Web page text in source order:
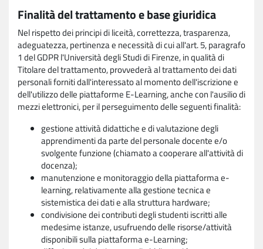
Finalità del trattamento e base giuridica
Nel rispetto dei principi di liceità, correttezza, trasparenza,
adeguatezza, pertinenza e necessità di cui all'art. 5, paragrafo
1 del GDPR l'Università degli Studi di Firenze, in qualità di
Titolare del trattamento, provvederà al trattamento dei dati
personali forniti dall'interessato al momento dell'iscrizione e
dell'utilizzo delle piattaforme E-Learning, anche con l'ausilio di
mezzi elettronici, per il perseguimento delle seguenti finalità:
gestione attività didattiche e di valutazione degli
apprendimenti da parte del personale docente e/o
svolgente funzione (chiamato a cooperare all'attività di
docenza);
manutenzione e monitoraggio della piattaforma e-
learning, relativamente alla gestione tecnica e
sistemistica dei dati e alla struttura hardware;
condivisione dei contributi degli studenti iscritti alle
medesime istanze, usufruendo delle risorse/attività
disponibili sulla piattaforma e-Learning;